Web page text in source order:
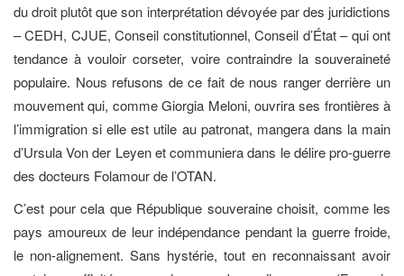
du droit plutôt que son interprétation dévoyée par des juridictions
– CEDH, CJUE, Conseil constitutionnel, Conseil d’État – qui ont
tendance à vouloir corseter, voire contraindre la souveraineté
populaire. Nous refusons de ce fait de nous ranger derrière un
mouvement qui, comme Giorgia Meloni, ouvrira ses frontières à
l’immigration si elle est utile au patronat, mangera dans la main
d’Ursula Von der Leyen et communiera dans le délire pro-guerre
des docteurs Folamour de l’OTAN.
C’est pour cela que République souveraine choisit, comme les
pays amoureux de leur indépendance pendant la guerre froide,
le non-alignement. Sans hystérie, tout en reconnaissant avoir